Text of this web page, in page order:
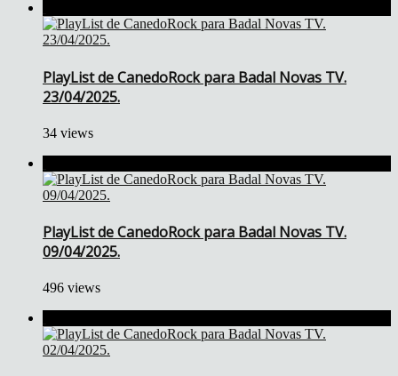
PlayList de CanedoRock para Badal Novas TV.
23/04/2025.
34 views
PlayList de CanedoRock para Badal Novas TV.
09/04/2025.
496 views